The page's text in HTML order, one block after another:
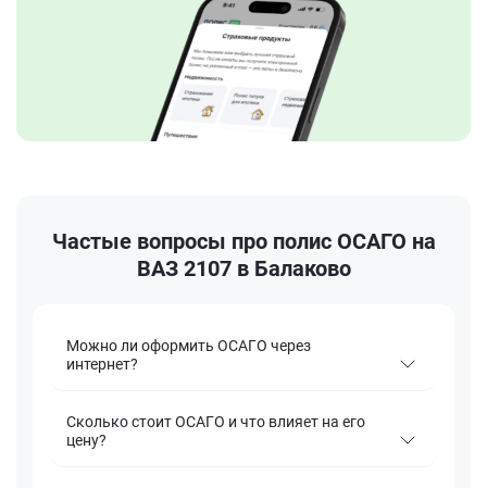
Частые вопросы про полис ОСАГО на
ВАЗ 2107 в Балаково
Можно ли оформить ОСАГО через
интернет?
Сколько стоит ОСАГО и что влияет на его
цену?